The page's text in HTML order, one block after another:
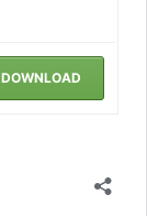
DOWNLOAD